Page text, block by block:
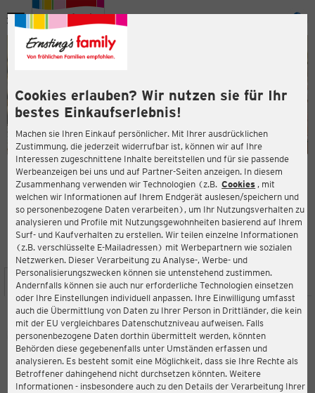
Cookies erlauben? Wir nutzen sie für Ihr
bestes Einkaufserlebnis!
Machen sie Ihren Einkauf persönlicher. Mit Ihrer ausdrücklichen
Zustimmung, die jederzeit widerrufbar ist, können wir auf Ihre
Interessen zugeschnittene Inhalte bereitstellen und für sie passende
Werbeanzeigen bei uns und auf Partner-Seiten anzeigen. In diesem
Zusammenhang verwenden wir Technologien (z.B. Cookies , mit
welchen wir Informationen auf Ihrem Endgerät auslesen/speichern und
so personenbezogene Daten verarbeiten), um Ihr Nutzungsverhalten zu
analysieren und Profile mit Nutzungsgewohnheiten basierend auf Ihrem
Surf- und Kaufverhalten zu erstellen. Wir teilen einzelne Informationen
(z.B. verschlüsselte E-Mailadressen) mit Werbepartnern wie sozialen
Netzwerken. Dieser Verarbeitung zu Analyse-, Werbe- und
Personalisierungszwecken können sie untenstehend zustimmen.
Andernfalls können sie auch nur erforderliche Technologien einsetzen
oder Ihre Einstellungen individuell anpassen. Ihre Einwilligung umfasst
auch die Übermittlung von Daten zu Ihrer Person in Drittländer, die kein
mit der EU vergleichbares Datenschutzniveau aufweisen. Falls
personenbezogene Daten dorthin übermittelt werden, könnten
Behörden diese gegebenenfalls unter Umständen erfassen und
analysieren. Es besteht somit eine Möglichkeit, dass sie Ihre Rechte als
Betroffener dahingehend nicht durchsetzen könnten. Weitere
Informationen - insbesondere auch zu den Details der Verarbeitung Ihrer
Menü
ERNSTING'S FAMILY FILIALE
Rüttenscheider Straße 141
45130 Essen
4,1
Bewertung:
STANDORT SERVICES SORTIMENT AKTIONEN
Ernsting's family
Rüttenscheider Straße 141, 45130 Essen